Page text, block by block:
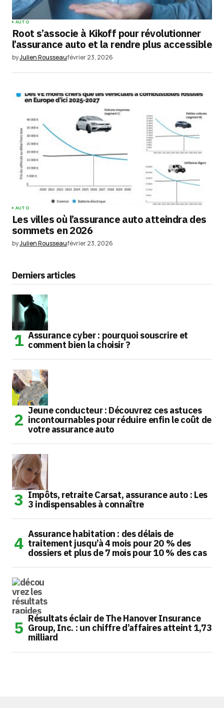
AUTO
Root s’associe à Kikoff pour révolutionner
l’assurance auto et la rendre plus accessible
byJulien Rousseaufévrier 23, 2026
AUTO
Les villes où l’assurance auto atteindra des
sommets en 2026
byJulien Rousseaufévrier 23, 2026
Derniers articles
Assurance cyber : pourquoi souscrire et
comment bien la choisir ?
Jeune conducteur : Découvrez ces astuces
incontournables pour réduire enfin le coût de
votre assurance auto
Impôts, retraite Carsat, assurance auto : Les
3 indispensables à connaître
Assurance habitation : des délais de
traitement jusqu’à 4 mois pour 20 % des
dossiers et plus de 7 mois pour 10 % des cas
Résultats éclair de The Hanover Insurance
Group, Inc. : un chiffre d’affaires atteint 1,73
milliard